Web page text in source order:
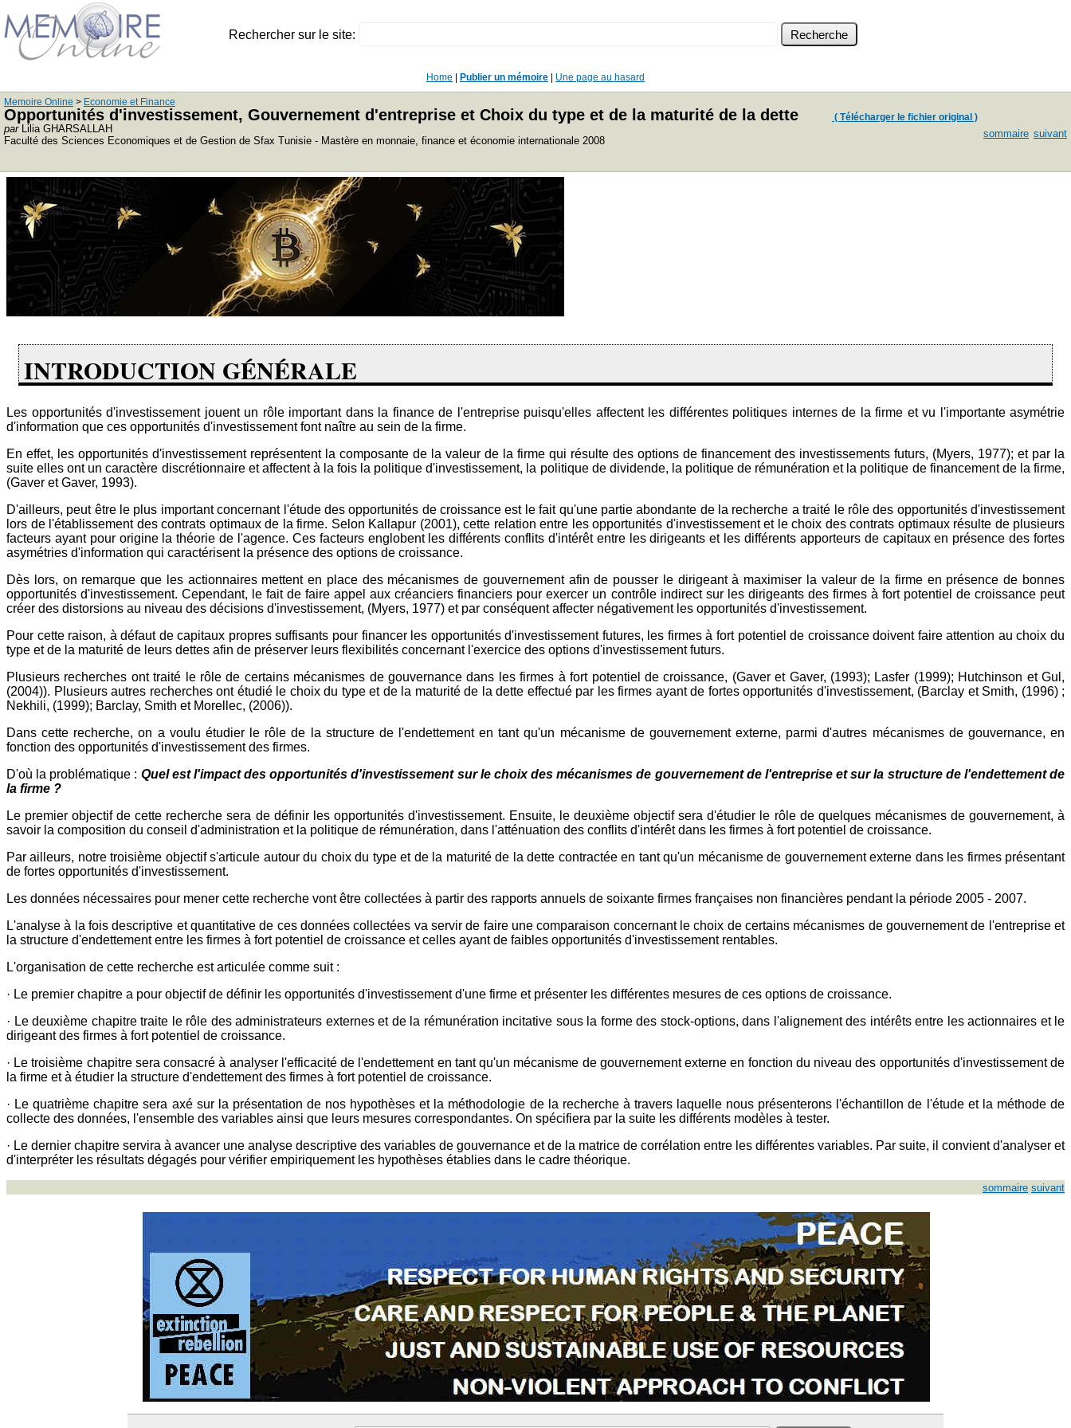
Rechercher sur le site:
Home Publier un mémoire Une page au hasard
Memoire Online > Economie et Finance
Opportunités d'investissement, Gouvernement d'entreprise et Choix du type et de la maturité de la dette ( Télécharger le fichier original )
parLilia GHARSALLAH
Faculté des Sciences Economiques et de Gestion de Sfax Tunisie - Mastère en monnaie, finance et économie internationale 2008
sommaire suivant
INTRODUCTION GÉNÉRALE
Les opportunités d'investissement jouent un rôle important dans la finance de l'entreprise puisqu'elles affectent les différentes politiques internes de la firme et vu l'importante asymétrie
d'information que ces opportunités d'investissement font naître au sein de la firme.
En effet, les opportunités d'investissement représentent la composante de la valeur de la firme qui résulte des options de financement des investissements futurs, (Myers, 1977); et par la
suite elles ont un caractère discrétionnaire et affectent à la fois la politique d'investissement, la politique de dividende, la politique de rémunération et la politique de financement de la firme,
(Gaver et Gaver, 1993).
D'ailleurs, peut être le plus important concernant l'étude des opportunités de croissance est le fait qu'une partie abondante de la recherche a traité le rôle des opportunités d'investissement
lors de l'établissement des contrats optimaux de la firme. Selon Kallapur (2001), cette relation entre les opportunités d'investissement et le choix des contrats optimaux résulte de plusieurs
facteurs ayant pour origine la théorie de l'agence. Ces facteurs englobent les différents conflits d'intérêt entre les dirigeants et les différents apporteurs de capitaux en présence des fortes
asymétries d'information qui caractérisent la présence des options de croissance.
Dès lors, on remarque que les actionnaires mettent en place des mécanismes de gouvernement afin de pousser le dirigeant à maximiser la valeur de la firme en présence de bonnes
opportunités d'investissement. Cependant, le fait de faire appel aux créanciers financiers pour exercer un contrôle indirect sur les dirigeants des firmes à fort potentiel de croissance peut
créer des distorsions au niveau des décisions d'investissement, (Myers, 1977) et par conséquent affecter négativement les opportunités d'investissement.
Pour cette raison, à défaut de capitaux propres suffisants pour financer les opportunités d'investissement futures, les firmes à fort potentiel de croissance doivent faire attention au choix du
type et de la maturité de leurs dettes afin de préserver leurs flexibilités concernant l'exercice des options d'investissement futurs.
Plusieurs recherches ont traité le rôle de certains mécanismes de gouvernance dans les firmes à fort potentiel de croissance, (Gaver et Gaver, (1993); Lasfer (1999); Hutchinson et Gul,
(2004)). Plusieurs autres recherches ont étudié le choix du type et de la maturité de la dette effectué par les firmes ayant de fortes opportunités d'investissement, (Barclay et Smith, (1996) ;
Nekhili, (1999); Barclay, Smith et Morellec, (2006)).
Dans cette recherche, on a voulu étudier le rôle de la structure de l'endettement en tant qu'un mécanisme de gouvernement externe, parmi d'autres mécanismes de gouvernance, en
fonction des opportunités d'investissement des firmes.
D'où la problématique : Quel est l'impact des opportunités d'investissement sur le choix des mécanismes de gouvernement de l'entreprise et sur la structure de l'endettement de
la firme ?
Le premier objectif de cette recherche sera de définir les opportunités d'investissement. Ensuite, le deuxième objectif sera d'étudier le rôle de quelques mécanismes de gouvernement, à
savoir la composition du conseil d'administration et la politique de rémunération, dans l'atténuation des conflits d'intérêt dans les firmes à fort potentiel de croissance.
Par ailleurs, notre troisième objectif s'articule autour du choix du type et de la maturité de la dette contractée en tant qu'un mécanisme de gouvernement externe dans les firmes présentant
de fortes opportunités d'investissement.
Les données nécessaires pour mener cette recherche vont être collectées à partir des rapports annuels de soixante firmes françaises non financières pendant la période 2005 - 2007.
L'analyse à la fois descriptive et quantitative de ces données collectées va servir de faire une comparaison concernant le choix de certains mécanismes de gouvernement de l'entreprise et
la structure d'endettement entre les firmes à fort potentiel de croissance et celles ayant de faibles opportunités d'investissement rentables.
L'organisation de cette recherche est articulée comme suit :
· Le premier chapitre a pour objectif de définir les opportunités d'investissement d'une firme et présenter les différentes mesures de ces options de croissance.
· Le deuxième chapitre traite le rôle des administrateurs externes et de la rémunération incitative sous la forme des stock-options, dans l'alignement des intérêts entre les actionnaires et le
dirigeant des firmes à fort potentiel de croissance.
· Le troisième chapitre sera consacré à analyser l'efficacité de l'endettement en tant qu'un mécanisme de gouvernement externe en fonction du niveau des opportunités d'investissement de
la firme et à étudier la structure d'endettement des firmes à fort potentiel de croissance.
· Le quatrième chapitre sera axé sur la présentation de nos hypothèses et la méthodologie de la recherche à travers laquelle nous présenterons l'échantillon de l'étude et la méthode de
collecte des données, l'ensemble des variables ainsi que leurs mesures correspondantes. On spécifiera par la suite les différents modèles à tester.
· Le dernier chapitre servira à avancer une analyse descriptive des variables de gouvernance et de la matrice de corrélation entre les différentes variables. Par suite, il convient d'analyser et
d'interpréter les résultats dégagés pour vérifier empiriquement les hypothèses établies dans le cadre théorique.
sommaire suivant